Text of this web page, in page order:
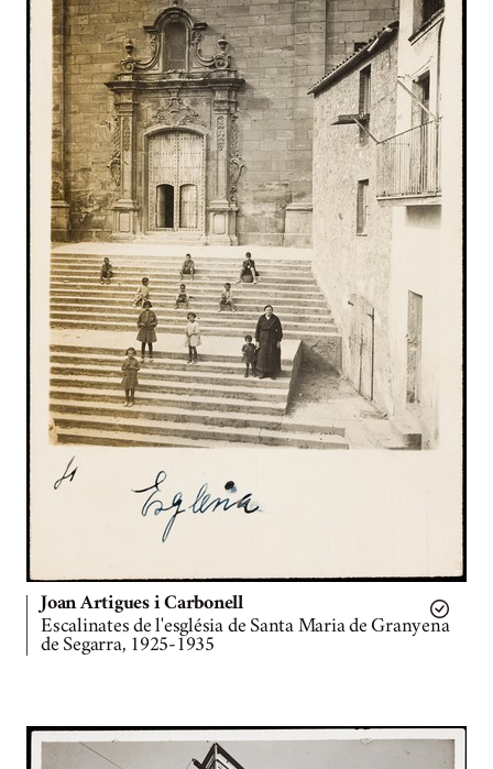
Joan Artigues i Carbonell
Escalinates de l'església de Santa Maria de Granyena
de Segarra, 1925-1935